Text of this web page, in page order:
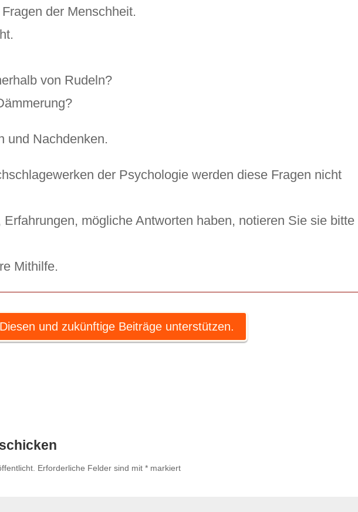
der Menschheit.
von Rudeln?
und Nachdenken.
der Psychologie werden diese Fragen nicht
mögliche Antworten haben, notieren Sie sie bitte
Mithilfe.
Diesen und zukünftige Beiträge unterstützen.
Erforderliche Felder sind mit *markiert